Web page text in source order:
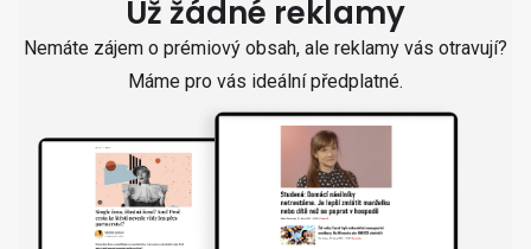
Už žádné reklamy
Nemáte zájem o prémiový obsah, ale reklamy vás otravují?
Máme pro vás ideální předplatné.